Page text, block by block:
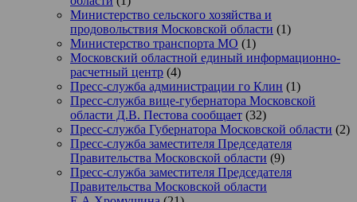
Министерство сельского хозяйства и
продовольствия Московской области (1)
Министерство транспорта МО (1)
Московский областной единый информационно-
расчетный центр (4)
Пресс-служба администрации го Клин (1)
Пресс-служба вице-губернатора Московской
области Д.В. Пестова сообщает (32)
Пресс-служба Губернатора Московской области (2)
Пресс-служба заместителя Председателя
Правительства Московской области (9)
Пресс-служба заместителя Председателя
Правительства Московской области